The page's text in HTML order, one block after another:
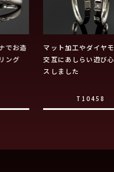
でお造
ング
マット加工やダイヤ
交互にあしらい遊び
スしました
T10458